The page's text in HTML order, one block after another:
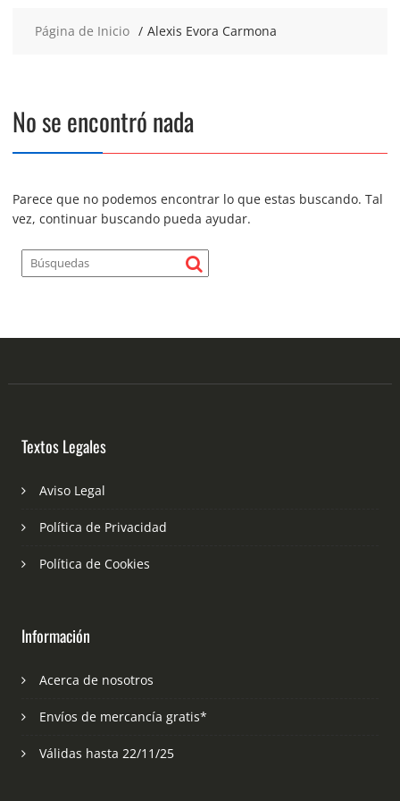
Página de Inicio Alexis Evora Carmona
No se encontró nada
Parece que no podemos encontrar lo que estas buscando. Tal
vez, continuar buscando pueda ayudar.
Textos Legales
Aviso Legal
Política de Privacidad
Política de Cookies
Información
Acerca de nosotros
Envíos de mercancía gratis*
Válidas hasta 22/11/25